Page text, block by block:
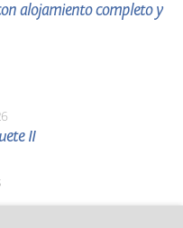
alojamiento completo y
II